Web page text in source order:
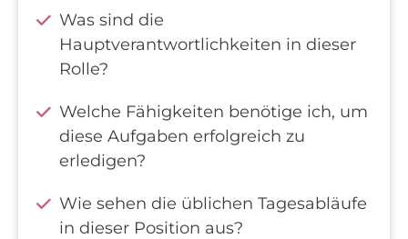
Was sind die
Hauptverantwortlichkeiten in dieser
Rolle?
Welche Fähigkeiten benötige ich, um
diese Aufgaben erfolgreich zu
erledigen?
Wie sehen die üblichen Tagesabläufe
in dieser Position aus?